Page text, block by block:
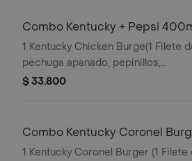
Combo Kentucky + Pepsi
1 Kentucky Chicken Burge(1 Filete
pechuga apanado, pepinillos,
mayonesa premium y mantequilla) +
$ 33.800
Combo Kentucky Coronel
1 Kentucky Coronel Burger (1 Filete